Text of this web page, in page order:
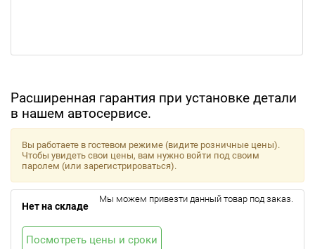
Расширенная гарантия при установке детали
в нашем автосервисе.
Вы работаете в гостевом режиме (видите розничные цены).
Чтобы увидеть свои цены, вам нужно войти под своим
паролем (или зарегистрироваться).
Нет на складе
Мы можем привезти данный товар под заказ.
Посмотреть цены и сроки